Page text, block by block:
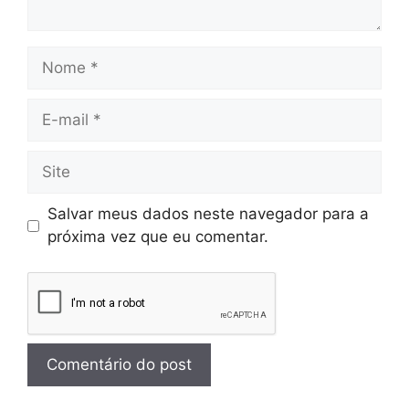
Salvar meus dados neste navegador para a
próxima vez que eu comentar.